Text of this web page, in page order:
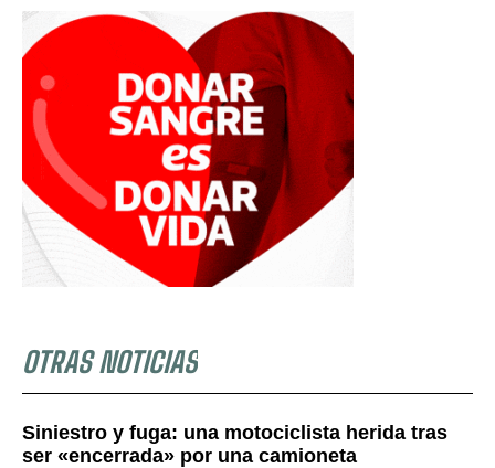
OTRAS NOTICIAS
Siniestro y fuga: una motociclista herida tras
ser «encerrada» por una camioneta